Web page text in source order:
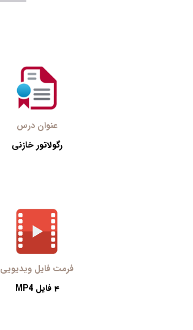
عنوان درس
رگولاتور خازنی
فرمت فایل ویدیویی
4 فایل MP4